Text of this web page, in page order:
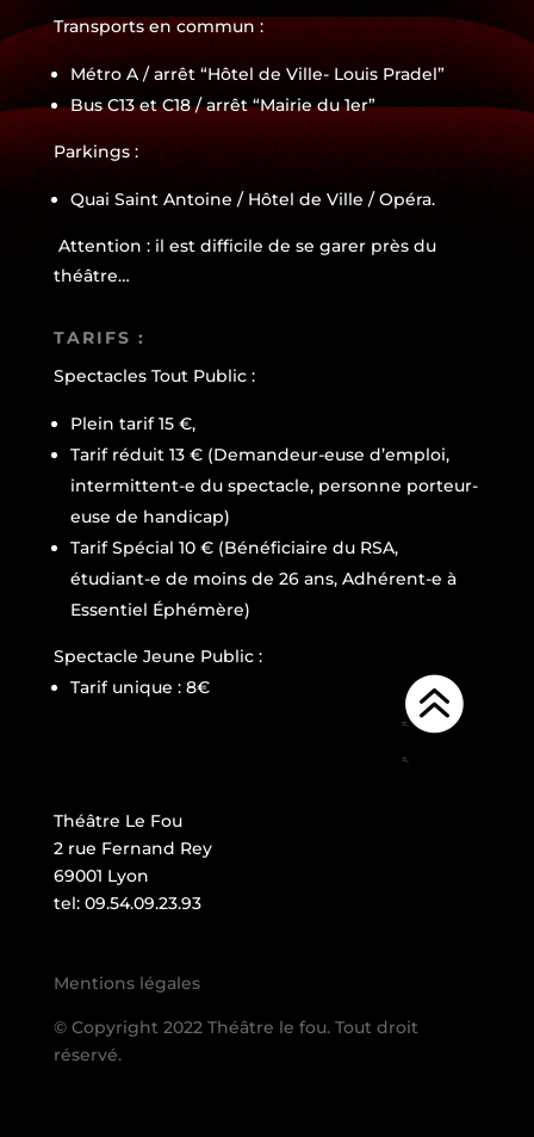
Transports en commun :
Métro A / arrêt “Hôtel de Ville- Louis Pradel”
Bus C13 et C18 / arrêt “Mairie du 1er”
Parkings :
Quai Saint Antoine / Hôtel de Ville / Opéra.
Attention : il est difficile de se garer près du
théâtre…
TARIFS :
Spectacles Tout Public :
Plein tarif 15 €,
Tarif réduit 13 € (Demandeur-euse d’emploi,
intermittent-e du spectacle, personne porteur-
euse de handicap)
Tarif Spécial 10 € (Bénéficiaire du RSA,
étudiant-e de moins de 26 ans, Adhérent-e à
Essentiel Éphémère)
Spectacle Jeune Public :
Tarif unique : 8€
Théâtre Le Fou
2 rue Fernand Rey
69001 Lyon
tel: 09.54.09.23.93
Mentions légales
© Copyright 2022 Théâtre le fou. Tout droit
réservé.
B
=.
=.